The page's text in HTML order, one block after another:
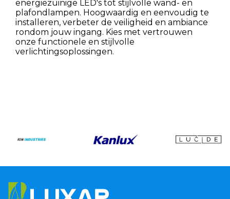
energiezuinige LED's tot stijlvolle wand- en
plafondlampen. Hoogwaardig en eenvoudig te
installeren, verbeter de veiligheid en ambiance
rondom jouw ingang. Kies met vertrouwen
onze functionele en stijlvolle
verlichtingsoplossingen.